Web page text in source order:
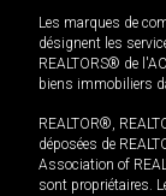
Les marques de
désignent les
REALTORS® de
biens immobiliers
REALTOR®,
déposées de
Association of
sont propriétaires.